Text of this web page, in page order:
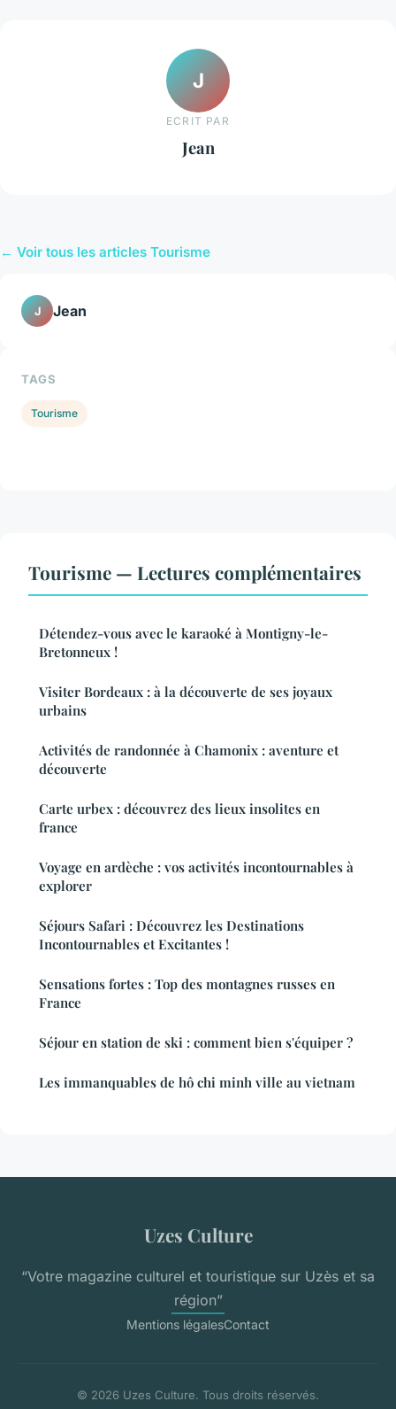
J
ECRIT PAR
Jean
← Voir tous les articles Tourisme
J Jean
TAGS
Tourisme
Tourisme — Lectures complémentaires
Détendez-vous avec le karaoké à Montigny-le-
Bretonneux !
Visiter Bordeaux : à la découverte de ses joyaux
urbains
Activités de randonnée à Chamonix : aventure et
découverte
Carte urbex : découvrez des lieux insolites en
france
Voyage en ardèche : vos activités incontournables à
explorer
Séjours Safari : Découvrez les Destinations
Incontournables et Excitantes !
Sensations fortes : Top des montagnes russes en
France
Séjour en station de ski : comment bien s'équiper ?
Les immanquables de hô chi minh ville au vietnam
Uzes Culture
“Votre magazine culturel et touristique sur Uzès et sa
région”
Mentions légalesContact
© 2026 Uzes Culture. Tous droits réservés.